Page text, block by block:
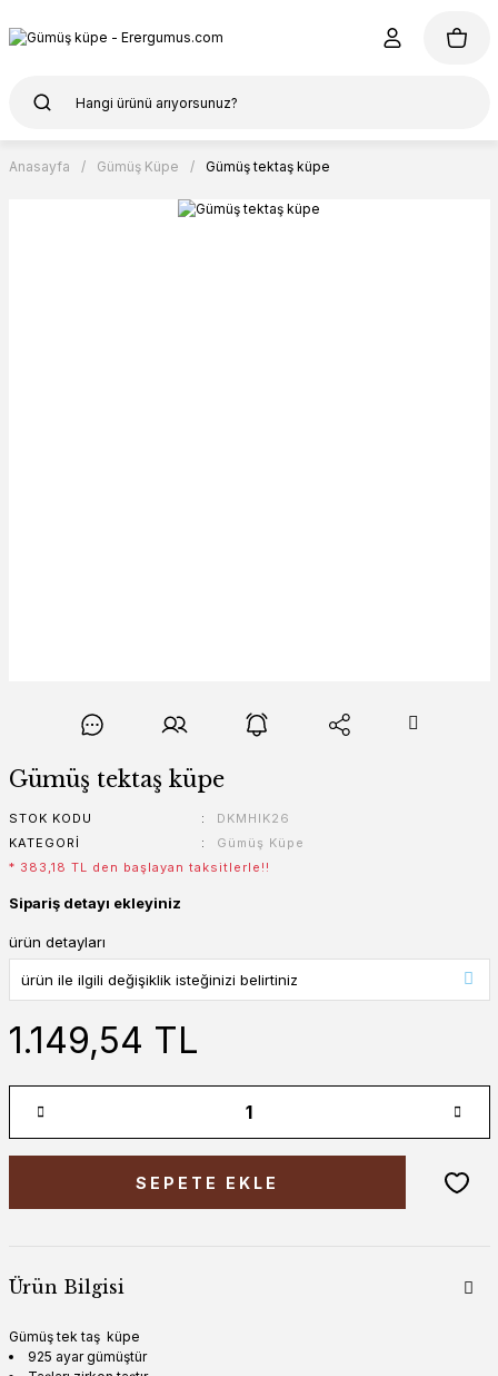
Anasayfa Gümüş Küpe Gümüş tektaş küpe
Gümüş tektaş küpe
STOK KODU
DKMHIK26
KATEGORI
Gümüş Küpe
* 383,18 TL den başlayan taksitlerle!!
Sipariş detayı ekleyiniz
ürün detayları
1.149,54 TL
SEPETE EKLE
Ürün Bilgisi
Gümüş tek taş küpe
925 ayar gümüştür